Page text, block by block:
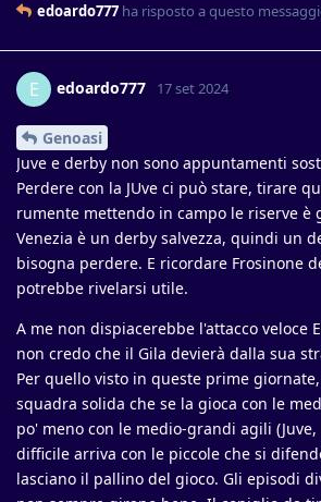
edoardo777 ha risposto a questo
E edoardo777 17 set 2024
Genoasi
Juve e derby non sono appuntamenti
Perdere con la JUve ci può stare, tirare
rumente mettendo in campo le riserve è
Venezia è un derby salvezza, quindi un
bisogna perdere. E ricordare Frosinone
potrebbe rivelarsi utile.
A me non dispiacerebbe l'attacco veloce
non credo che il Gila devierà dalla sua
Per quello visto in queste prime
squadra solida che se la gioca con le
po' meno con le medio-grandi agili
difficile arriva con le piccole che si
lasciano il pallino del gioco. Gli episodi